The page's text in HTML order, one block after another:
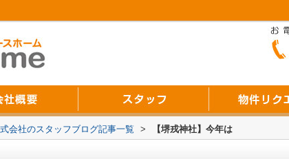
会社のスタッフブログ記事一覧 > 【堺戎神社】今年は